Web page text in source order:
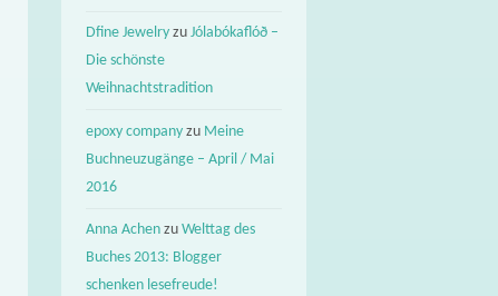
Dfine Jewelry zuJólabókaflóð –
Die schönste
Weihnachtstradition
epoxy company zu Meine
Buchneuzugänge – April / Mai
2016
Anna Achen zuWelttag des
Buches 2013: Blogger
schenken lesefreude!